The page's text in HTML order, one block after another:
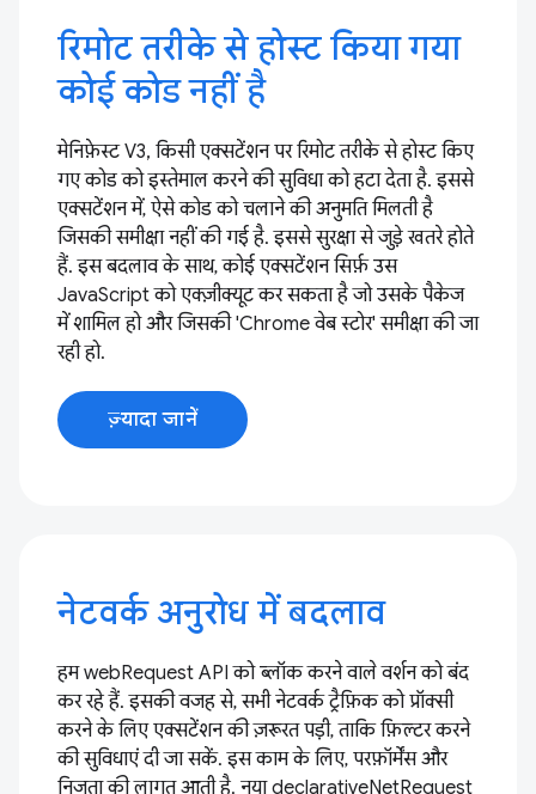
रिमोट तरीके से होस्ट किया गया
कोई कोड नहीं है
मेनिफ़ेस्ट V3, किसी एक्सटेंशन पर रिमोट तरीके से होस्ट किए
गए कोड को इस्तेमाल करने की सुविधा को हटा देता है. इससे
एक्सटेंशन में, ऐसे कोड को चलाने की अनुमति मिलती है
जिसकी समीक्षा नहीं की गई है. इससे सुरक्षा से जुड़े खतरे होते
हैं. इस बदलाव के साथ, कोई एक्सटेंशन सिर्फ़ उस
JavaScript को एक्ज़ीक्यूट कर सकता है जो उसके पैकेज
में शामिल हो और जिसकी 'Chrome वेब स्टोर' समीक्षा की जा
रही हो.
ज़्यादा जानें
नेटवर्क अनुरोध में बदलाव
हम webRequest API को ब्लॉक करने वाले वर्शन को बंद
कर रहे हैं. इसकी वजह से, सभी नेटवर्क ट्रैफ़िक को प्रॉक्सी
करने के लिए एक्सटेंशन की ज़रूरत पड़ी, ताकि फ़िल्टर करने
की सुविधाएं दी जा सकें. इस काम के लिए, परफ़ॉर्मेंस और
निजता की लागत आती है. नया declarativeNetRequest